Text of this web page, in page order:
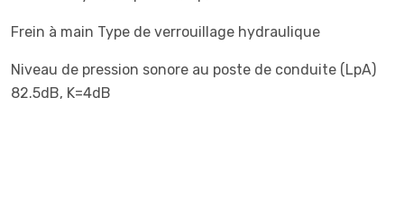
Frein à main Type de verrouillage hydraulique
Niveau de pression sonore au poste de conduite (LpA)
82.5dB, K=4dB